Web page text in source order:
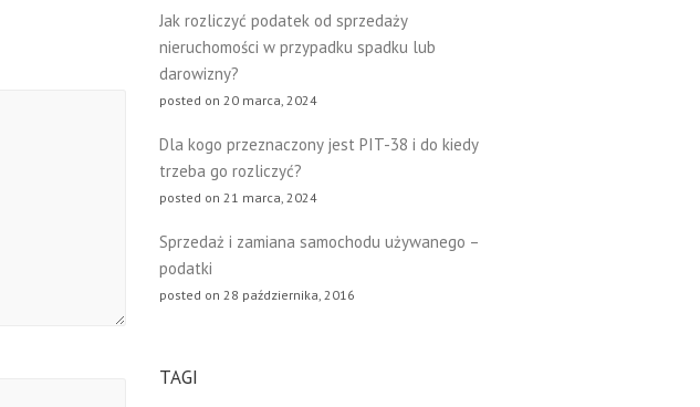
Jak rozliczyć podatek od sprzedaży
nieruchomości w przypadku spadku lub
darowizny?
posted on 20 marca, 2024
Dla kogo przeznaczony jest PIT-38 i do kiedy
trzeba go rozliczyć?
posted on 21 marca, 2024
Sprzedaż i zamiana samochodu używanego –
podatki
posted on 28 października, 2016
TAGI